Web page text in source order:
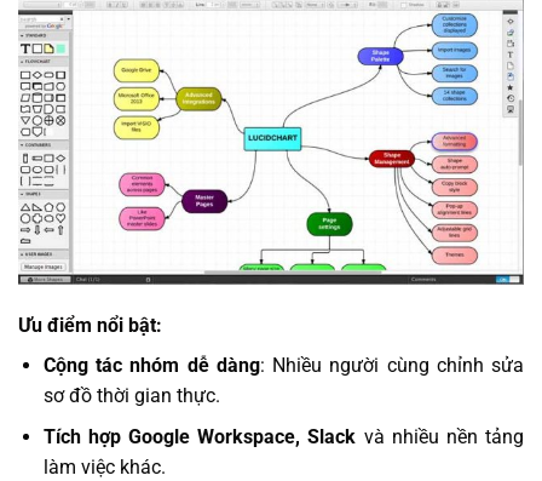
Ưu điểm nổi bật:
Cộng tác nhóm dễ dàng: Nhiều người cùng chỉnh sửa
sơ đồ thời gian thực.
Tích hợp Google Workspace, Slack và nhiều nền tảng
làm việc khác.